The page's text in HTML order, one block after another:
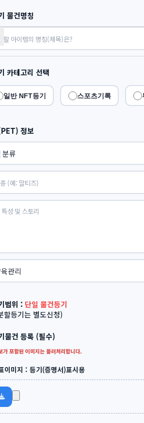
물건명칭
카테고리 선택
일반 NFT등기 스포츠기록
정보
범위 : 단일 물건등기
할등기는 별도신청)
물건 등록 (필수)
가 포함된 이미지는 블러처리합니다.
이미지 : 등기(증명서)표시용